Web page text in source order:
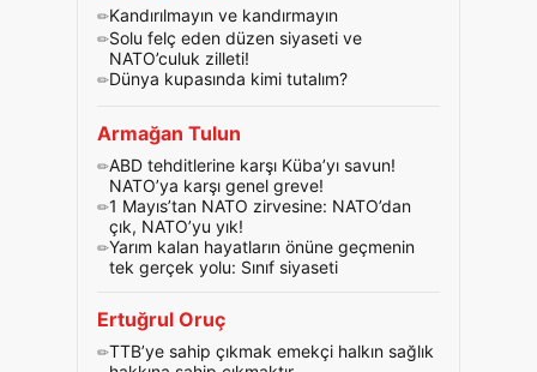
Kandırılmayın ve kandırmayın
Solu felç eden düzen siyaseti ve
NATO’culuk zilleti!
Dünya kupasında kimi tutalım?
Armağan Tulun
ABD tehditlerine karşı Küba’yı savun!
NATO’ya karşı genel greve!
1 Mayıs’tan NATO zirvesine: NATO’dan
çık, NATO’yu yık!
Yarım kalan hayatların önüne geçmenin
tek gerçek yolu: Sınıf siyaseti
Ertuğrul Oruç
TTB’ye sahip çıkmak emekçi halkın sağlık